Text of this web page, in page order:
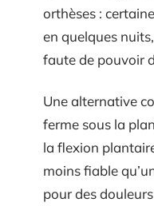
orthèses :
en quelques
faute de pouvoir
Une alternative
ferme sous la
la flexion
moins fiable
pour des